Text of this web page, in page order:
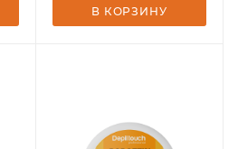
В КОРЗИНУ